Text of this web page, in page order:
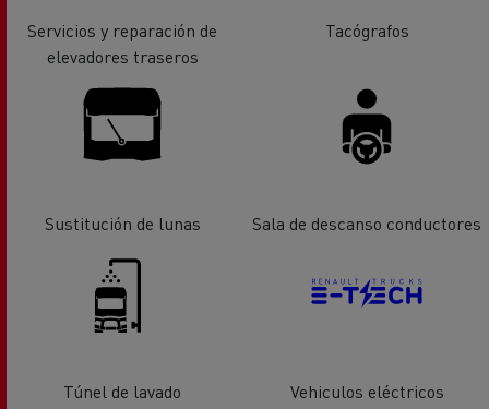
Servicios y reparación de
elevadores traseros
Tacógrafos
Sustitución de lunas Sala de descanso conductores
Túnel de lavado Vehiculos eléctricos